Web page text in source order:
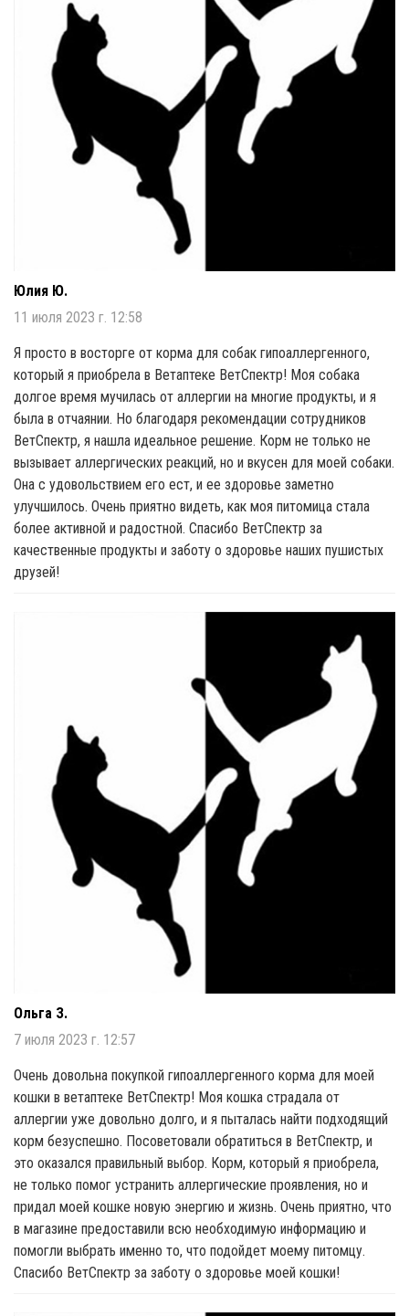
Юлия Ю.
11 июля 2023 г. 12:58
Я просто в восторге от корма для собак гипоаллергенного,
который я приобрела в Ветаптеке ВетСпектр! Моя собака
долгое время мучилась от аллергии на многие продукты, и я
была в отчаянии. Но благодаря рекомендации сотрудников
ВетСпектр, я нашла идеальное решение. Корм не только не
вызывает аллергических реакций, но и вкусен для моей собаки.
Она с удовольствием его ест, и ее здоровье заметно
улучшилось. Очень приятно видеть, как моя питомица стала
более активной и радостной. Спасибо ВетСпектр за
качественные продукты и заботу о здоровье наших пушистых
друзей!
Ольга З.
7 июля 2023 г. 12:57
Очень довольна покупкой гипоаллергенного корма для моей
кошки в ветаптеке ВетСпектр! Моя кошка страдала от
аллергии уже довольно долго, и я пыталась найти подходящий
корм безуспешно. Посоветовали обратиться в ВетСпектр, и
это оказался правильный выбор. Корм, который я приобрела,
не только помог устранить аллергические проявления, но и
придал моей кошке новую энергию и жизнь. Очень приятно, что
в магазине предоставили всю необходимую информацию и
помогли выбрать именно то, что подойдет моему питомцу.
Спасибо ВетСпектр за заботу о здоровье моей кошки!